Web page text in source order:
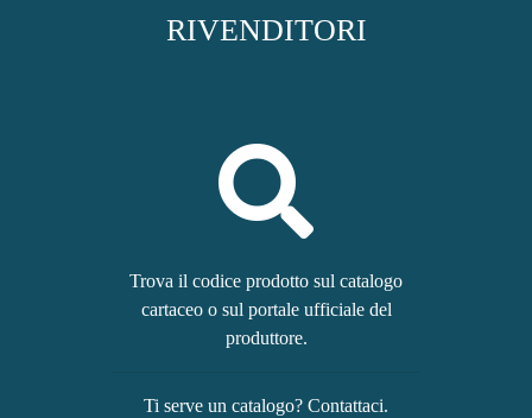
RIVENDITORI
Trova il codice prodotto sul catalogo
cartaceo o sul portale ufficiale del
produttore.
Ti serve un catalogo? Contattaci.